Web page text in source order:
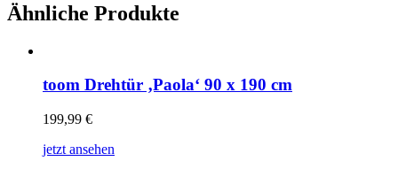
Ähnliche Produkte
toom Drehtür ‚Paola‘ 90 x 190 cm
199,99 €
jetzt ansehen